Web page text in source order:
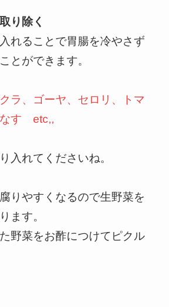
り除く
れることで胃腸を冷やさず
とができます。
ラ、ゴーヤ、セロリ、トマ
入れてくださいね。
りやすくなるので生野菜を
ます。
野菜をお酢につけてピクル